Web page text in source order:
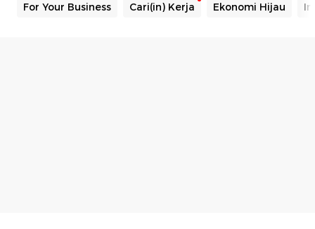
For Your Business Cari(in) Kerja Ekonomi Hijau